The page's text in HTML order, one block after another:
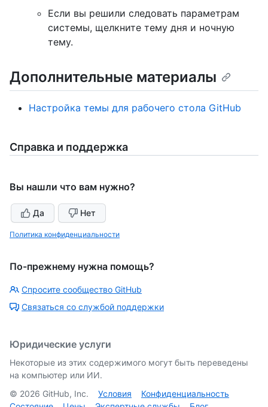
Если вы решили следовать параметрам
системы, щелкните тему дня и ночную
тему.
Дополнительные материалы
Настройка темы для рабочего стола GitHub
Справка и поддержка
Вы нашли что вам нужно?
Да Нет
Политика конфиденциальности
По-прежнему нужна помощь?
Спросите сообщество GitHub
Связаться со службой поддержки
Юридические услуги
Некоторые из этих содержимого могут быть переведены
на компьютер или ИИ.
© 2026 GitHub, Inc. Условия
Конфиденциальность